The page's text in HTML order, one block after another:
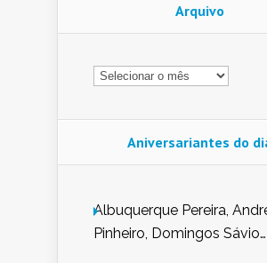
Arquivo
Arquivo
Aniversariantes do
Albuquerque Pereira,
Pinheiro, Domingos Sávio